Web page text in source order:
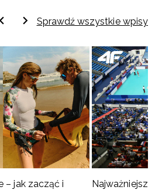
Sprawdź wszystkie wpisy
– jak zacząć i
Najważniejsze